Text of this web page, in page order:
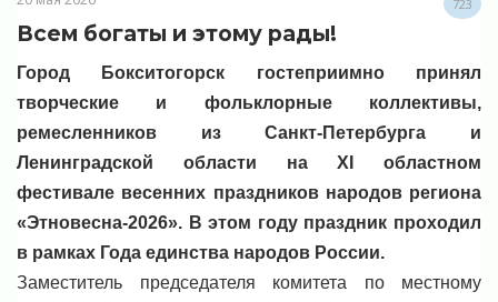
723
Всем богаты и этому рады!
Город Бокситогорск гостеприимно принял
творческие и фольклорные коллективы,
ремесленников из Санкт-Петербурга и
Ленинградской области на XI областном
фестивале весенних праздников народов региона
«Этновесна-2026». В этом году праздник проходил
в рамках Года единства народов России.
Заместитель председателя комитета по местному